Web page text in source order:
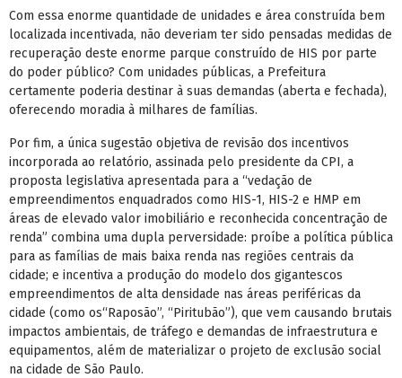
Com essa enorme quantidade de unidades e área construída bem
localizada incentivada, não deveriam ter sido pensadas medidas de
recuperação deste enorme parque construído de HIS por parte
do poder público? Com unidades públicas, a Prefeitura
certamente poderia destinar à suas demandas (aberta e fechada),
oferecendo moradia à milhares de famílias.
Por fim, a única sugestão objetiva de revisão dos incentivos
incorporada ao relatório, assinada pelo presidente da CPI, a
proposta legislativa apresentada para a “vedação de
empreendimentos enquadrados como HIS-1, HIS-2 e HMP em
áreas de elevado valor imobiliário e reconhecida concentração de
renda” combina uma dupla perversidade: proíbe a política pública
para as famílias de mais baixa renda nas regiões centrais da
cidade; e incentiva a produção do modelo dos gigantescos
empreendimentos de alta densidade nas áreas periféricas da
cidade (como os“Raposão”, “Piritubão”), que vem causando brutais
impactos ambientais, de tráfego e demandas de infraestrutura e
equipamentos, além de materializar o projeto de exclusão social
na cidade de São Paulo.